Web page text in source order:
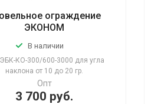
ограждение
ЭКОНОМ
В наличии
КО-300/600-3000 для угла
наклона от 10 до 20 гр.
Опт
3 700 руб.